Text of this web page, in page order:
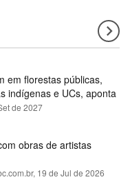
em florestas públicas,
indígenas e UCs, aponta
de 2027
obras de artistas
19 de Jul de 2026